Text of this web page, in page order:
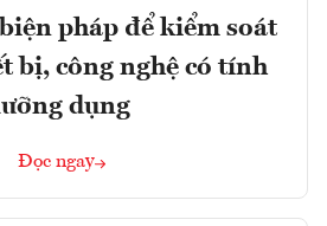
pháp để kiểm soát
bị, công nghệ có tính
dụng
Đọc ngay